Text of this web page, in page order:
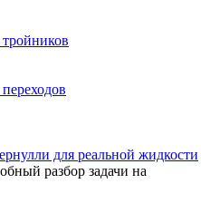
для реальной жидкости
разбор задачи на